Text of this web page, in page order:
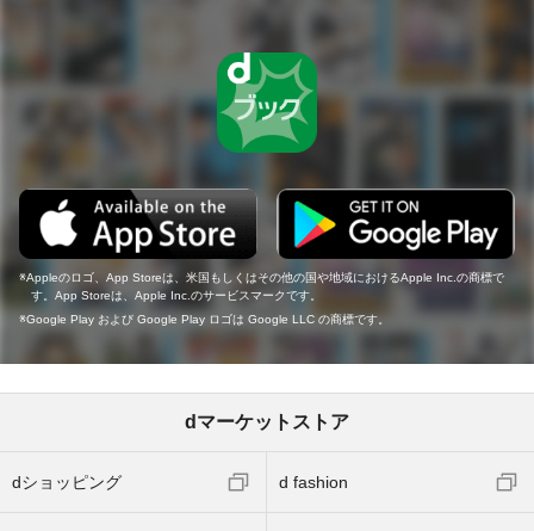
Appleのロゴ、App Storeは、米国もしくはその他の国や地域におけるApple Inc.の商標で
す。App Storeは、Apple Inc.のサービスマークです。
Google Play および Google Play ロゴは Google LLC の商標です。
dマーケットストア
dショッピング d fashion